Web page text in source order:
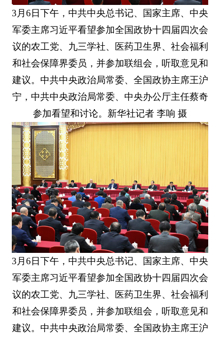
3月6日下午，中共中央总书记、国家主席、中央
军委主席习近平看望参加全国政协十四届四次会
议的农工党、九三学社、医药卫生界、社会福利
和社会保障界委员，并参加联组会，听取意见和
建议。中共中央政治局常委、全国政协主席王沪
宁，中共中央政治局常委、中央办公厅主任蔡奇
参加看望和讨论。新华社记者 李响 摄
3月6日下午，中共中央总书记、国家主席、中央
军委主席习近平看望参加全国政协十四届四次会
议的农工党、九三学社、医药卫生界、社会福利
和社会保障界委员，并参加联组会，听取意见和
建议。中共中央政治局常委、全国政协主席王沪